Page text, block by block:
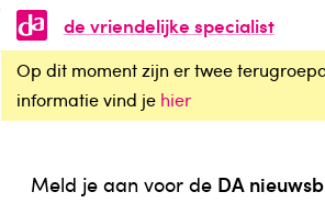
de vriendelijke specialist
Op dit moment zijn er twee
informatie vind je hier
Meld je aan voor de DA